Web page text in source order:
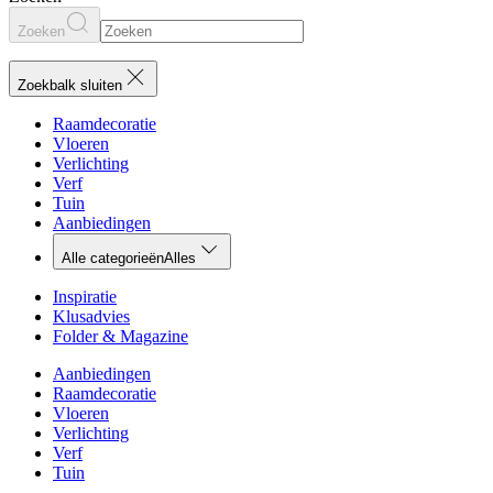
Zoeken
Zoekbalk sluiten
Raamdecoratie
Vloeren
Verlichting
Verf
Tuin
Aanbiedingen
Alle categorieënAlles
Inspiratie
Klusadvies
Folder & Magazine
Aanbiedingen
Raamdecoratie
Vloeren
Verlichting
Verf
Tuin